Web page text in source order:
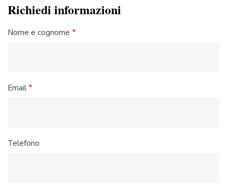
Richiedi informazioni
Nome e cognome
Email
Telefono